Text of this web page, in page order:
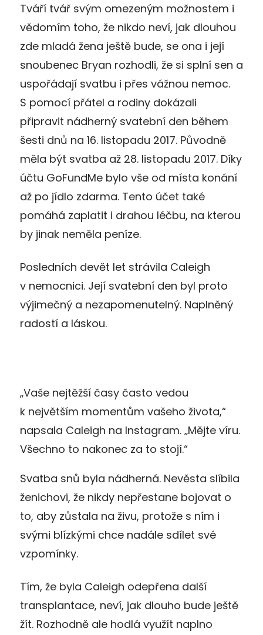
Tváří tvář svým omezeným možnostem i
vědomím toho, že nikdo neví, jak dlouhou
zde mladá žena ještě bude, se ona i její
snoubenec Bryan rozhodli, že si splní sen a
uspořádají svatbu i přes vážnou nemoc.
S pomocí přátel a rodiny dokázali
připravit nádherný svatební den během
šesti dnů na 16. listopadu 2017. Původně
měla být svatba až 28. listopadu 2017. Díky
účtu GoFundMe bylo vše od místa konání
až po jídlo zdarma. Tento účet také
pomáhá zaplatit i drahou léčbu, na kterou
by jinak neměla peníze.
Posledních devět let strávila Caleigh
v nemocnici. Její svatební den byl proto
výjimečný a nezapomenutelný. Naplněný
radostí a láskou.
„Vaše nejtěžší časy často vedou
k největším momentům vašeho života,“
napsala Caleigh na Instagram. „Mějte víru.
Všechno to nakonec za to stojí.“
Svatba snů byla nádherná. Nevěsta slíbila
ženichovi, že nikdy nepřestane bojovat o
to, aby zůstala na živu, protože s ním i
svými blízkými chce nadále sdílet své
vzpomínky.
Tím, že byla Caleigh odepřena další
transplantace, neví, jak dlouho bude ještě
žít. Rozhodně ale hodlá využít naplno